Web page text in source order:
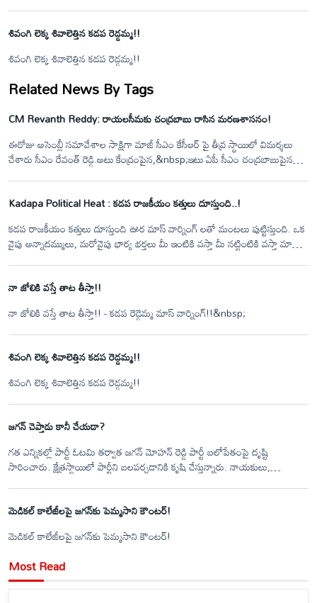
శివంగి లెక్క శివాలెత్తిన కడప రెడ్డమ్మ!!
శివంగి లెక్క శివాలెత్తిన కడప రెడ్డమ్మ!!
Related News By Tags
CM Revanth Reddy: రాయలసీమకు చంద్రబాబు రాసిన మరణశాసనం!
ఈరోజు అసెంబ్లీ సమావేశాల సాక్షిగా మాజీ సీఎం కేసీఆర్ పై తీవ్ర స్థాయిలో విమర్శలు
చేశారు సీఎం రేవంత్ రెడ్డి.అటు కేంద్రంపైన,&nbsp;ఇటు ఏపీ సీఎం చంద్రబాబుపైన
Kadapa Political Heat : కడప రాజకీయం కత్తులు దూస్తుంది..!
కడప రాజకీయం కత్తులు దూస్తుంది ఊర మాస్ వార్నింగ్ లతో మంటలు పుట్టిస్తుంది. ఒక
వైపు అన్నాదమ్ములు, మరోవైపు భార్య భర్తలు మీ ఇంటికి వస్తా మీ నట్టింటికి వస్తా మాతో
టీడీపీ నేతలు.&nbsp;
నా జోలికి వస్తే తాట తీస్తా!!
నా జోలికి వస్తే తాట తీస్తా!! - కడప రెడ్డెమ్మ మాస్ వార్నింగ్!!&nbsp;
శివంగి లెక్క శివాలెత్తిన కడప రెడ్డమ్మ!!
శివంగి లెక్క శివాలెత్తిన కడప రెడ్డమ్మ!!
జగన్ చెప్తాడు కానీ చేయడా?
గత ఎన్నికల్లో పార్టీ ఓటమి తర్వాత జగన్ మోహన్ రెడ్డి పార్టీ బలోపేతంపై దృష్టి
సారించారు. క్షేత్రస్థాయిలో పార్టీని బలపర్చడానికి కృషి చేస్తున్నారు. నాయకులు,
ప్రజా సమస్యలపై ధర్నాలు, పోరాటాలు చేస్తూ ప్రజలకు దగ్గరవడానికి ప్రయత్నిస్తున్నారు.
మెడికల్ కాలేజీలపై జగన్‌కు పెమ్మసాని కౌంటర్!
మెడికల్ కాలేజీలపై జగన్‌కు పెమ్మసాని కౌంటర్!
Most Read